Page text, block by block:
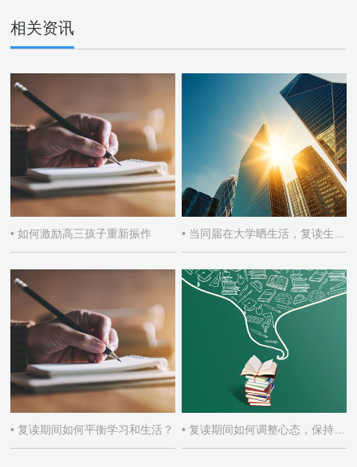
相关资讯
• 如何激励高三孩子重新振作 • 当同届在大学晒生活，复读生如何自处
• 复读期间如何平衡学习和生活？ • 复读期间如何调整心态，保持积极学习态度？